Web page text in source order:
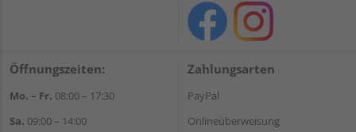
Öffnungszeiten:
Mo. – Fr. 08:00 – 17:30
Sa. 09:00 – 14:00
Zahlungsarten
PayPal
Onlineüberweisung